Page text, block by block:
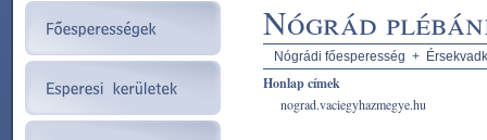
Nógrád
Nógrádi főesperesség +
Honlap címek
nograd.vaciegyhazmegye.hu